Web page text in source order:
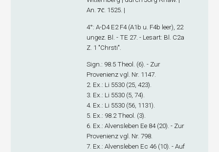
An. ⁊c̈. 1525. |
4°: A-D4E2 F4(A1b u. F4b leer), 22
ungez. Bl. - TE 27. - Lesart: Bl. C2a
Z. 1 "Chrsti".
Sign.: 98.5 Theol. (6). - Zur
Provenienz vgl. Nr. 1147.
2. Ex.: Li 5530 (25, 423).
3. Ex.: Li 5530 (5, 74).
4. Ex.: Li 5530 (56, 1131).
5. Ex.: 98.2 Theol. (3).
6. Ex.: Alvensleben Ee 84 (20). - Zur
Provenienz vgl. Nr. 798.
7. Ex.: Alvensleben Ec 46 (10). - Auf